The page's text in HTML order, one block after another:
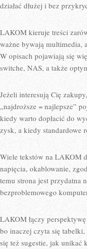
działać dłużej i bez
LAKOM kieruje treści
ważne bywają multimedia,
W opisach pojawiają się
switche, NAS, a także
Jeżeli interesują Cię
„najdroższe = najlepsze”
kiedy warto dopłacić do
zysk, a kiedy standardowe
Wiele tekstów na LAKOM
napięcia, okablowanie,
temu strona jest przydatna
bezproblemowego
LAKOM łączy
bo inaczej czyta się
się też sugestie, jak unikać